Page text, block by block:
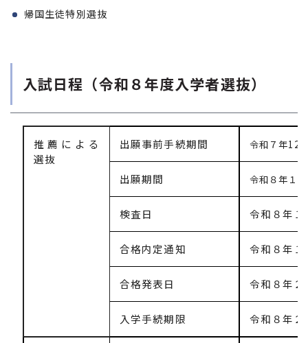
帰国生徒特別選抜
入試日程（令和８年度入学者選抜）
推薦による
選抜
出願事前手続期間 令和７年12
出願期間 令和８年１
検査日 令和８年
合格内定通知 令和８年
合格発表日 令和８年
入学手続期限 令和８年